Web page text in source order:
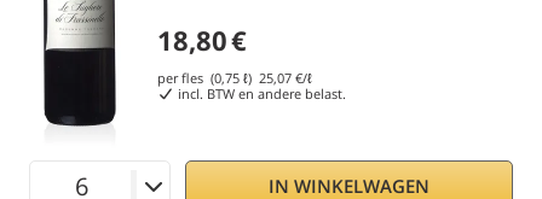
18,80€
per fles (0,75 ℓ) 25,07 €/ℓ
incl. BTW en andere belast.
IN WINKELWAGEN